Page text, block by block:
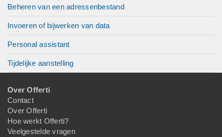
Beheren van een adressenbestand
Invoeren of bijwerken van data
Personal assistant
Tijdelijke aanstelling
Over Offerti
Contact
Over Offerti
Hoe werkt Offerti?
Veelgestelde vragen